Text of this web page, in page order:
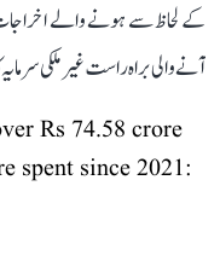
کے لحاظ سے ہونے والے
آنے والی براہ راست غیر ملکی
Rs 74.58 crore
spent since 2021: